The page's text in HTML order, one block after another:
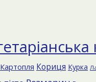
Картопля Кориця Курка